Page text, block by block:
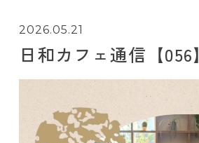
2026.05.21
日和カフェ通信【056】